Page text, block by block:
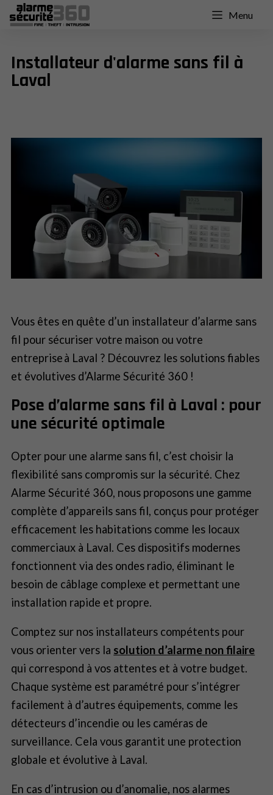
Menu
Installateur d'alarme sans fil à
Laval
Vous êtes en quête d’un installateur d’alarme sans
fil pour sécuriser votre maison ou votre
entreprise à Laval ? Découvrez les solutions fiables
et évolutives d’Alarme Sécurité 360 !
Pose d’alarme sans fil à Laval : pour
une sécurité optimale
Opter pour une alarme sans fil, c’est choisir la
flexibilité sans compromis sur la sécurité. Chez
Alarme Sécurité 360, nous proposons une gamme
complète d’appareils sans fil, conçus pour protéger
efficacement les habitations comme les locaux
commerciaux à Laval. Ces dispositifs modernes
fonctionnent via des ondes radio, éliminant le
besoin de câblage complexe et permettant une
installation rapide et propre.
Comptez sur nos installateurs compétents pour
vous orienter vers la solution d’alarme non filaire
qui correspond à vos attentes et à votre budget.
Chaque système est paramétré pour s’intégrer
facilement à d’autres équipements, comme les
détecteurs d’incendie ou les caméras de
surveillance. Cela vous garantit une protection
globale et évolutive à Laval.
En cas d’intrusion ou d’anomalie, nos alarmes